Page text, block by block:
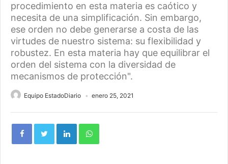
procedimiento en esta materia es caótico y
necesita de una simplificación. Sin embargo,
ese orden no debe generarse a costa de las
virtudes de nuestro sistema: su flexibilidad y
robustez. En esta materia hay que equilibrar el
orden del sistema con la diversidad de
mecanismos de protección".
Equipo EstadoDiario enero 25, 2021